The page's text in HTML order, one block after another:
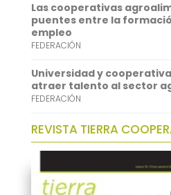
Las cooperativas
puentes entre la
empleo
FEDERACIÓN
Universidad y
atraer talento al sector
FEDERACIÓN
REVISTA TIERRA